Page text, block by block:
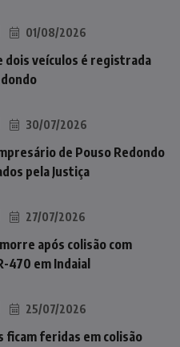
01/08/2026
dois veículos é registrada
30/07/2026
de Pouso Redondo
pela Justiça
27/07/2026
após colisão com
470 em Indaial
25/07/2026
ficam feridas em colisão